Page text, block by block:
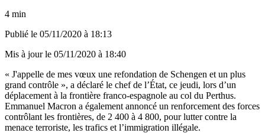
4 min
Publié le 05/11/2020 à 18:13
Mis à jour le 05/11/2020 à 18:40
« J'appelle de mes vœux une refondation de Schengen et un plus
grand contrôle », a déclaré le chef de l’État, ce jeudi, lors d’un
déplacement à la frontière franco-espagnole au col du Perthus.
Emmanuel Macron a également annoncé un renforcement des forces
contrôlant les frontières, de 2 400 à 4 800, pour lutter contre la
menace terroriste, les trafics et l’immigration illégale.